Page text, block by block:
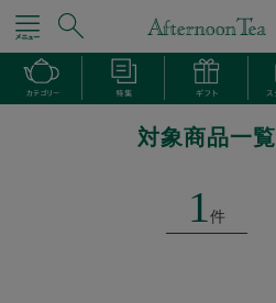
対象商品一覧
1件